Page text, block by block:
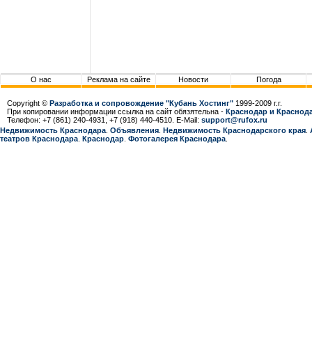
О нас Реклама на сайте Новости Погода
Copyright © Разработка и сопровождение "Кубань Хостинг" 1999-2009 г.г.
При копировании информации ссылка на сайт обязятельна - Краснодар и
Телефон: +7 (861) 240-4931, +7 (918) 440-4510. E-Mail: support@rufox.ru
Недвижимость Краснодара Объявления Недвижимость Краснодарcкого края
театров Краснодара Краснодар Фотогалерея Краснодара